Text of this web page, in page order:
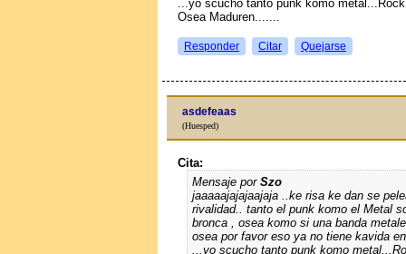
...yo scucho tanto punk komo
Osea Maduren.......
Responder Citar Quejarse
asdefeaas
(Huesped)
Cita:
Mensaje por Szo
jaaaaajajajaajaja ..ke risa ke dan se
rivalidad.. tanto el punk komo el Metal
bronca , osea komo si una banda
osea por favor eso ya no tiene kavida
...yo scucho tanto punk komo